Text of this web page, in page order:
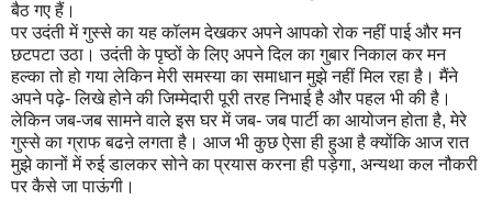
बैठ गए हैं।
पर उदंती में गुस्से का यह कॉलम देखकर अपने आपको रोक नहीं पाई और मन
छटपटा उठा। उदंती के पृष्ठों के लिए अपने दिल का गुबार निकाल कर मन
हल्का तो हो गया लेकिन मेरी समस्या का समाधान मुझे नहीं मिल रहा है। मैंने
अपने पढ़े- लिखे होने की जिम्मेदारी पूरी तरह निभाई है और पहल भी की है।
लेकिन जब-जब सामने वाले इस घर में जब- जब पार्टी का आयोजन होता है, मेरे
गुस्से का ग्राफ बढऩे लगता है। आज भी कुछ ऐसा ही हुआ है क्योंकि आज रात
मुझे कानों में रुई डालकर सोने का प्रयास करना ही पड़ेगा, अन्यथा कल नौकरी
पर कैसे जा पाऊंगी।